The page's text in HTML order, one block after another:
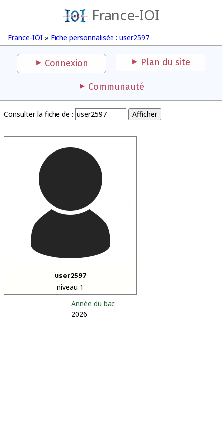
France-IOI
France-IOI » Fiche personnalisée : user2597
Connexion Plan du site
Communauté
Consulter la fiche de :
user2597
niveau 1
Année du bac
2026